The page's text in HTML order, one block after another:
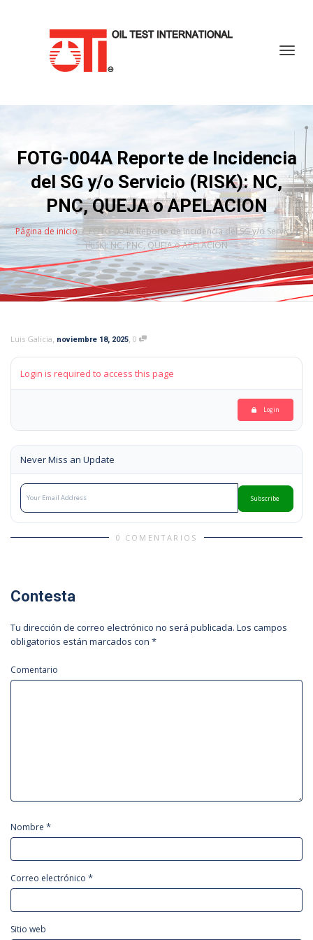
FOTG-004A Reporte de Incidencia
del SG y/o Servicio (RISK): NC,
PNC, QUEJA o APELACION
Página de inicio
FOTG-004A Reporte de Incidencia del SG y/o Servicio
(RISK): NC, PNC, QUEJA o APELACION
Luis Galicia, noviembre 18, 2025, 0
Login is required to access this page
Login
Never Miss an Update
Subscribe
0 COMENTARIOS
Contesta
Tu dirección de correo electrónico no será publicada. Los campos
obligatorios están marcados con *
Comentario
Nombre *
Correo electrónico *
Sitio web